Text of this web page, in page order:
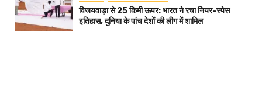
विजयवाड़ा से 25 किमी ऊपर: भारत ने रचा नियर-स्पेस
इतिहास, दुनिया के पांच देशों की लीग में शामिल